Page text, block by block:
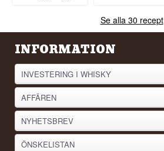
Se alla 30 recept
INFORMATION
INVESTERING I WHISKY
AFFÄREN
NYHETSBREV
ÖNSKELISTAN